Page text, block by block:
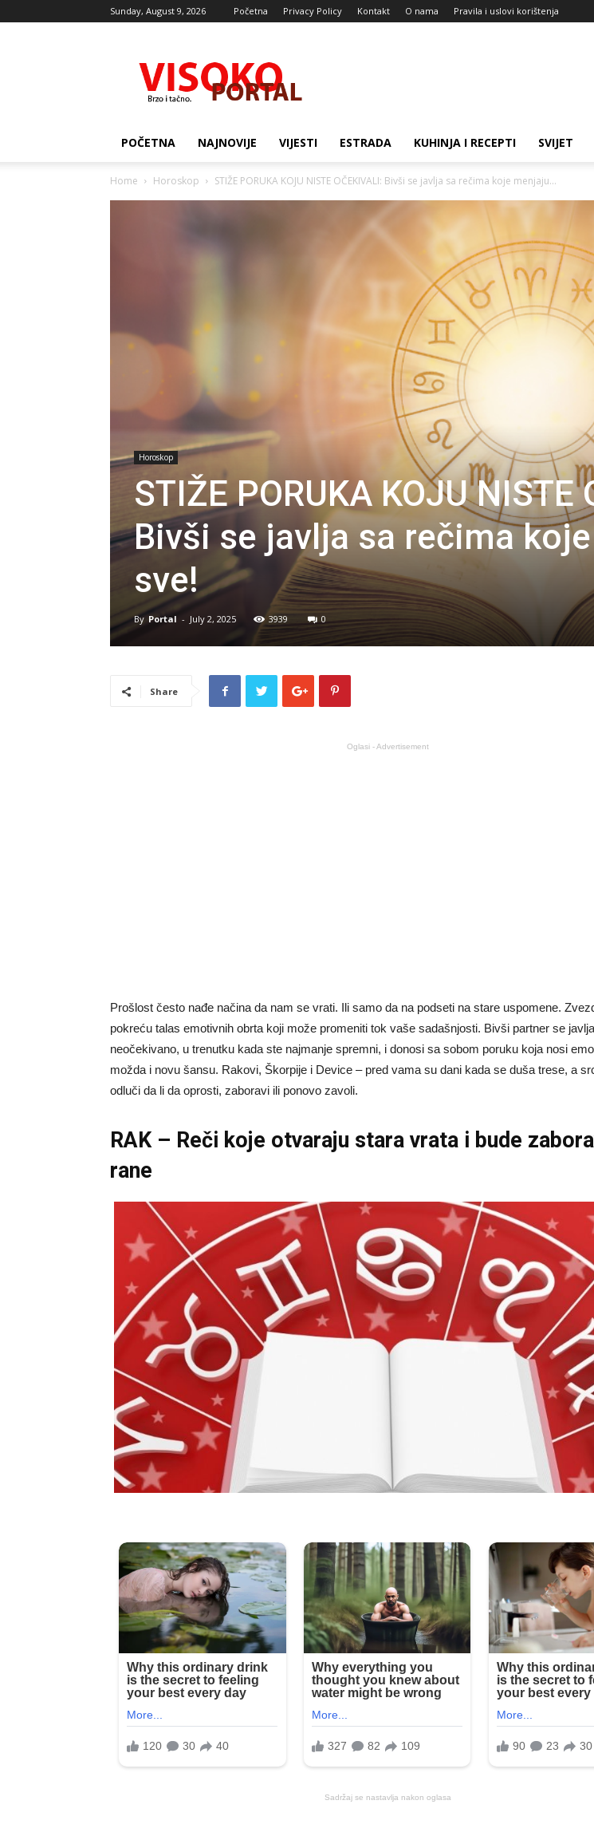
Sunday, August 9, 2026 Početna Privacy Policy Kontakt O nama Pravila i uslovi korištenja
portal
POČETNA NAJNOVIJE VIJESTI ESTRADA KUHINJA I RECEPTI SVIJET
Home Horoskop STIŽE PORUKA KOJU NISTE OČEKIVALI: Bivši se javlja sa rečima koje menjaju...
Horoskop
STIŽE PORUKA KOJU NISTE
Bivši se javlja sa rečima
sve!
By Portal - July 2, 2025 3939 0
Share
Oglasi - Advertisement
Prošlost često nađe načina da nam se vrati. Ili samo da na podseti na stare uspomene.
pokreću talas emotivnih obrta koji može promeniti tok vaše sadašnjosti. Bivši partner se
neočekivano, u trenutku kada ste najmanje spremni, i donosi sa sobom poruku koja nosi
možda i novu šansu. Rakovi, Škorpije i Device – pred vama su dani kada se duša trese, a
odluči da li da oprosti, zaboravi ili ponovo zavoli.
RAK – Reči koje otvaraju stara vrata i bude
rane
Sadržaj se nastavlja nakon oglasa